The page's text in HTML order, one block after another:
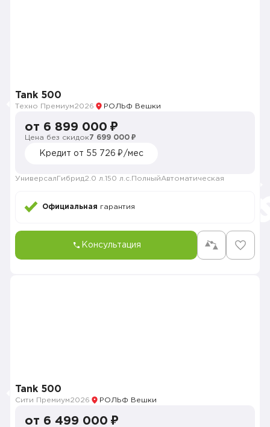
Tank 500
Техно Премиум2026 РОЛЬФ Вешки
от 6 899 000 ₽
Цена без скидок7 699 000 ₽
Кредит от 55 726 ₽/мес
Универсал Гибрид2.0 л. 150 л.с. ПолныйАвтоматическая
Официальная гарантия
Консультация
Tank 500
Сити Премиум2026 РОЛЬФ Вешки
от 6 499 000 ₽